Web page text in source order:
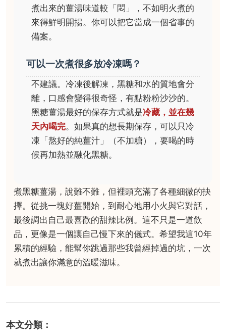
煮出來的薑湯味道較「悶」，不如明火煮的
來得鮮明開揚。你可以把它當成一個省事的
備案。
可以一次煮很多放冷凍嗎？
不建議。冷凍後解凍，黑糖和水的質地會分
離，口感會變得很奇怪，有點粉粉沙沙的。
黑糖薑湯最好的保存方式就是冷藏，並在幾
天內喝完。如果真的想長期保存，可以只冷
凍「熬好的純薑汁」（不加糖），要喝的時
候再加熱並融化黑糖。
煮黑糖薑湯，說難不難，但裡頭充滿了各種細微的抉
擇。從挑一塊好薑開始，到耐心地用小火與它對話，
最後調出自己最喜歡的甜辣比例。這不只是一道飲
品，更像是一個讓自己慢下來的儀式。希望我這10年
累積的經驗，能幫你跳過那些我曾經掉過的坑，一次
就煮出讓你滿意的溫暖滋味。
本文分類：